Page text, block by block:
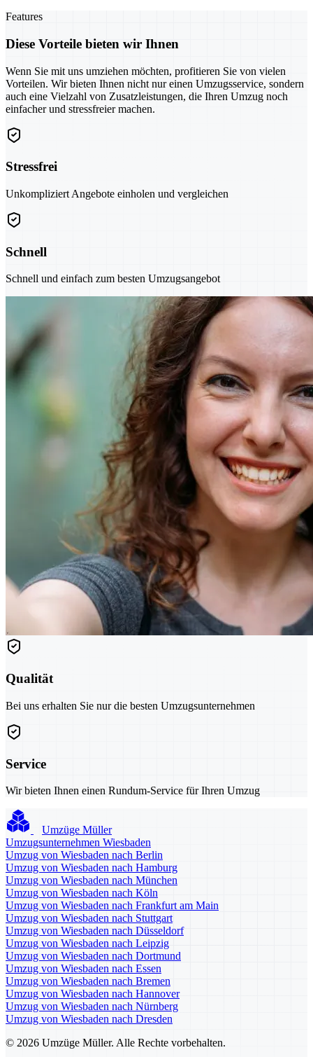
Features
Diese Vorteile bieten wir Ihnen
Wenn Sie mit uns umziehen möchten, profitieren Sie von vielen
Vorteilen. Wir bieten Ihnen nicht nur einen Umzugsservice, sondern
auch eine Vielzahl von Zusatzleistungen, die Ihren Umzug noch
einfacher und stressfreier machen.
Stressfrei
Unkompliziert Angebote einholen und vergleichen
Schnell
Schnell und einfach zum besten Umzugsangebot
Qualität
Bei uns erhalten Sie nur die besten Umzugsunternehmen
Service
Wir bieten Ihnen einen Rundum-Service für Ihren Umzug
Umzüge Müller
Umzugsunternehmen Wiesbaden
Umzug von Wiesbaden nach Berlin
Umzug von Wiesbaden nach Hamburg
Umzug von Wiesbaden nach München
Umzug von Wiesbaden nach Köln
Umzug von Wiesbaden nach Frankfurt am Main
Umzug von Wiesbaden nach Stuttgart
Umzug von Wiesbaden nach Düsseldorf
Umzug von Wiesbaden nach Leipzig
Umzug von Wiesbaden nach Dortmund
Umzug von Wiesbaden nach Essen
Umzug von Wiesbaden nach Bremen
Umzug von Wiesbaden nach Hannover
Umzug von Wiesbaden nach Nürnberg
Umzug von Wiesbaden nach Dresden
© 2026 Umzüge Müller. Alle Rechte vorbehalten.